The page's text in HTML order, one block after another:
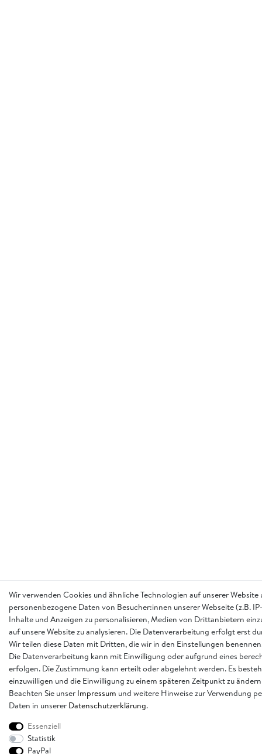
Wir verwenden Cookies und ähnliche Technologien auf unserer
personenbezogene Daten von Besucher:innen unserer Webseite (z.B.
Inhalte und Anzeigen zu personalisieren, Medien von Drittanbietern
auf unsere Website zu analysieren. Die Datenverarbeitung erfolgt erst
Wir teilen diese Daten mit Dritten, die wir in den Einstellungen
Die Datenverarbeitung kann mit Einwilligung oder aufgrund eines
erfolgen. Die Zustimmung kann erteilt oder abgelehnt werden. Es
einzuwilligen und die Einwilligung zu einem späteren Zeitpunkt zu
Beachten Sie unser Impressum und weitere Hinweise zur Verwendung
Daten in unserer Daten­schutz­erklärung.
Essenziell
Statistik
PayPal